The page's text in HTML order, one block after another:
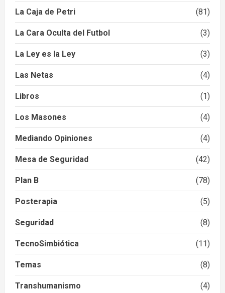
La Caja de Petri (81)
La Cara Oculta del Futbol (3)
La Ley es la Ley (3)
Las Netas (4)
Libros (1)
Los Masones (4)
Mediando Opiniones (4)
Mesa de Seguridad (42)
Plan B (78)
Posterapia (5)
Seguridad (8)
TecnoSimbiótica (11)
Temas (8)
Transhumanismo (4)